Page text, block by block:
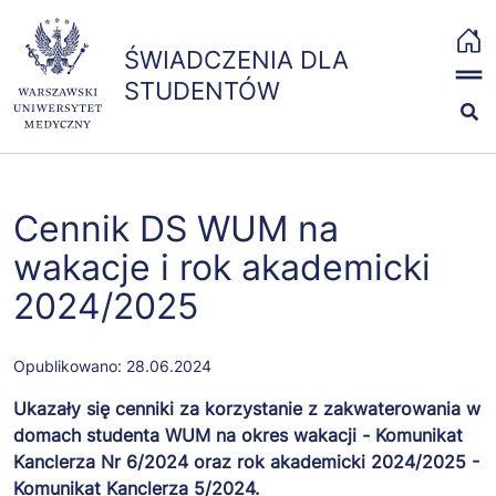
treści
ŚWIADCZENIA DLA
STUDENTÓW
The MIT License
(MIT)
2021 The Bootstrap
Permission is hereby
granted, free of
charge, to any
person obtaining a
copy of this
associated
documentation files
(the "Software"), to
deal in the Software
without restriction,
x
ŚWIADCZENIA DLA STUDENTÓW
Stypendia i zapomogi
Badania i szczepienia
Ubezpieczenia
Cennik DS WUM na
wakacje i rok akademicki
2024/2025
Opublikowano: 28.06.2024
Ukazały się cenniki za korzystanie z zakwaterowania w
domach studenta WUM na okres wakacji - Komunikat
Kanclerza Nr 6/2024 oraz rok akademicki 2024/2025 -
Komunikat Kanclerza 5/2024.